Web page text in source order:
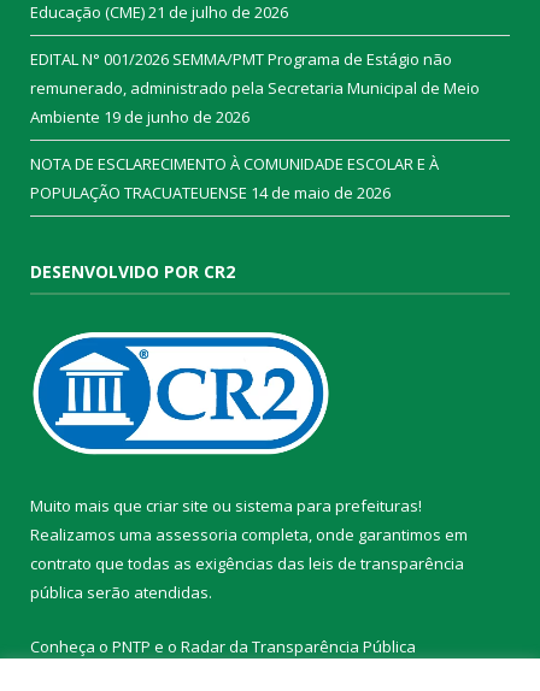
Educação (CME)21 de julho de 2026
EDITAL N° 001/2026 SEMMA/PMT Programa de Estágio não
remunerado, administrado pela Secretaria Municipal de Meio
Ambiente 19 de junho de 2026
NOTA DE ESCLARECIMENTO À COMUNIDADE ESCOLAR E À
POPULAÇÃO TRACUATEUENSE 14 de maio de 2026
DESENVOLVIDO POR CR2
Muito mais que criar site ou sistema para prefeituras!
Realizamos uma assessoria completa, onde garantimos em
contrato que todas as exigências das leis de transparência
pública serão atendidas.
Conheça o PNTP e o Radar da Transparência Pública